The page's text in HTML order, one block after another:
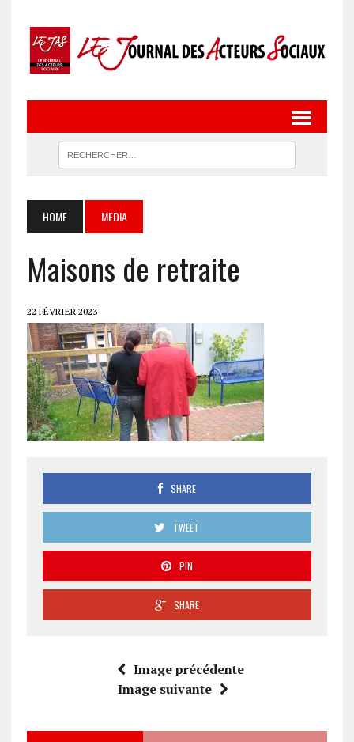
HOME MEDIA
Maisons de retraite
22 FÉVRIER 2023
SHARE
TWEET
PIN
SHARE
Image précédente
Image suivante